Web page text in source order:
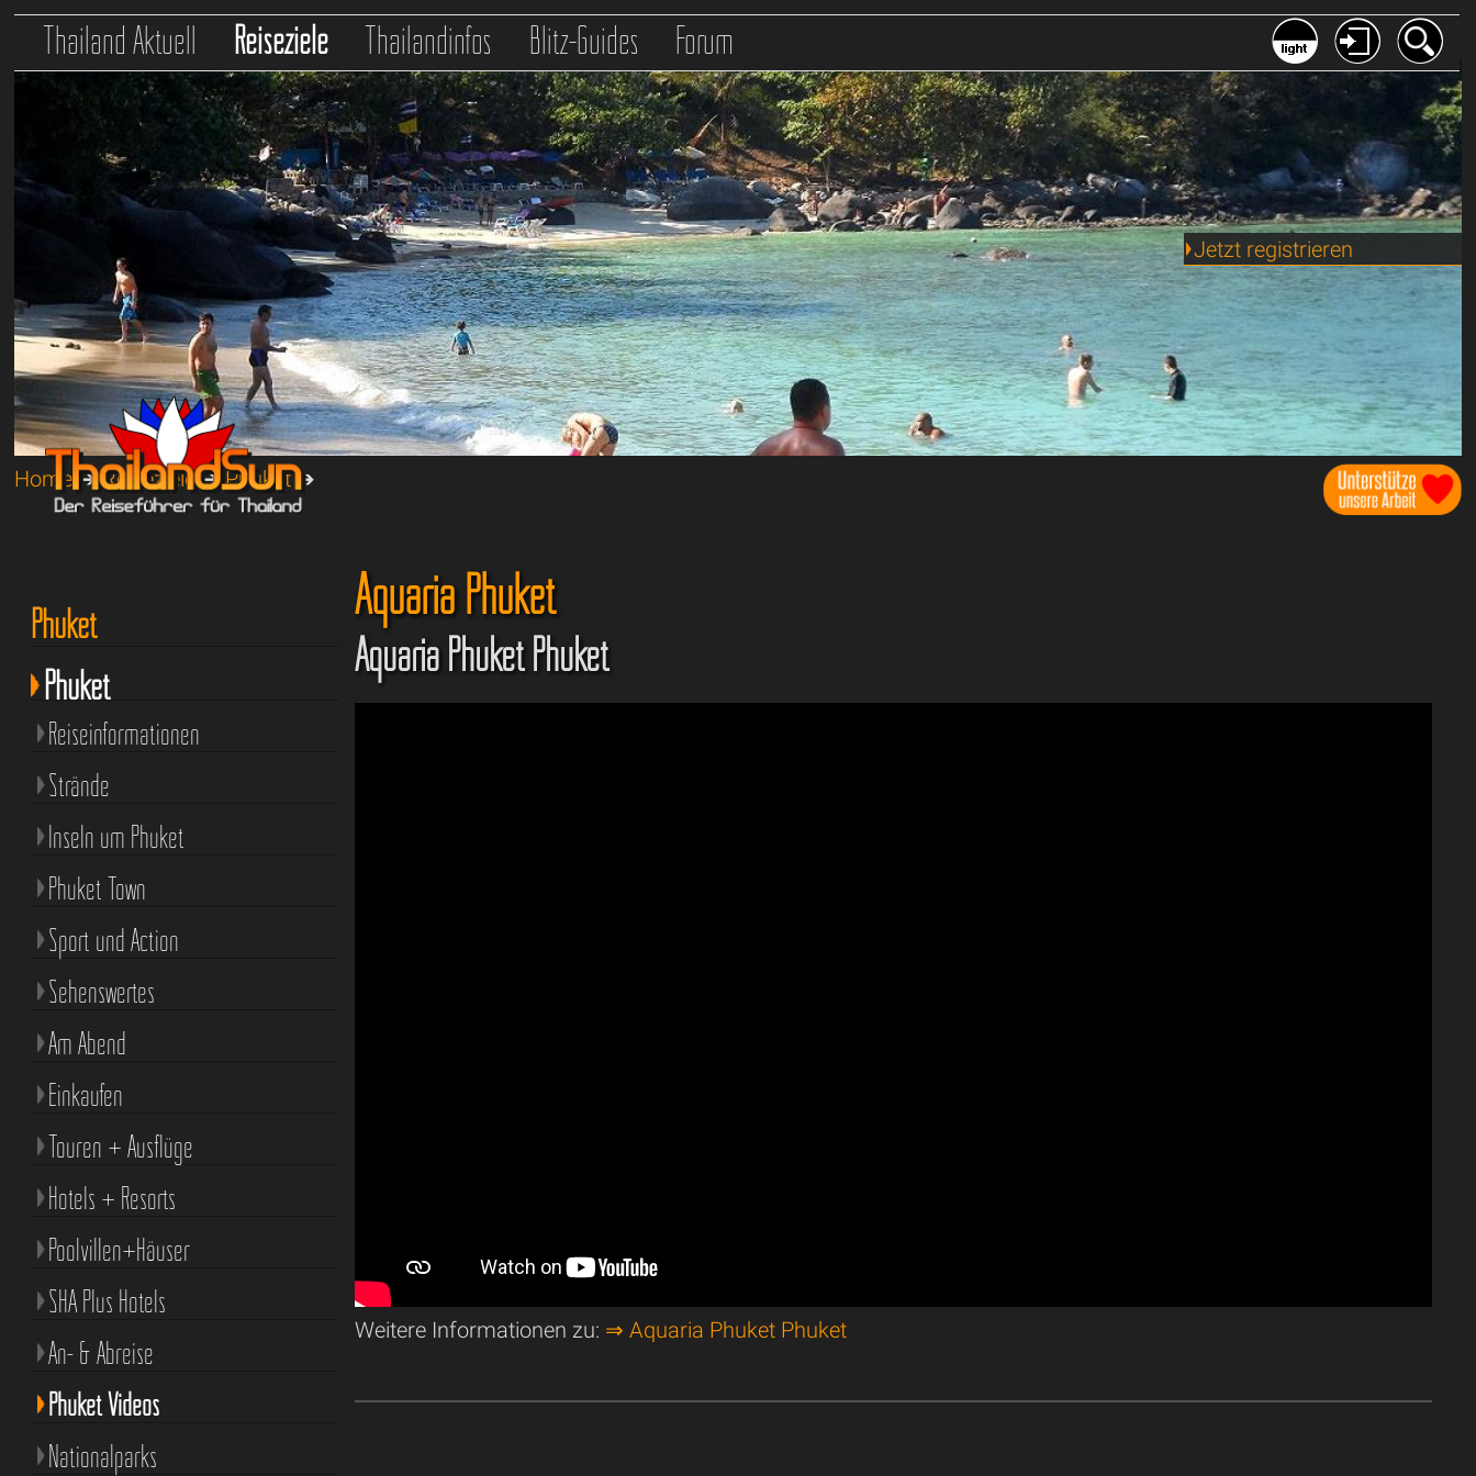
Thailand Aktuell Reiseziele Thailandinfos Blitz-Guides Forum
Jetzt registrieren
Home➔Reiseziele➔Phuket➔
Aquaria Phuket
Aquaria Phuket Phuket
Weitere Informationen zu: ⇒ Aquaria Phuket Phuket
Phuket
Phuket
Reiseinformationen
Strände
Inseln um Phuket
Phuket Town
Sport und Action
Sehenswertes
Am Abend
Einkaufen
Touren + Ausflüge
Hotels + Resorts
Poolvillen+Häuser
SHA Plus Hotels
An- & Abreise
Phuket Videos
Nationalparks